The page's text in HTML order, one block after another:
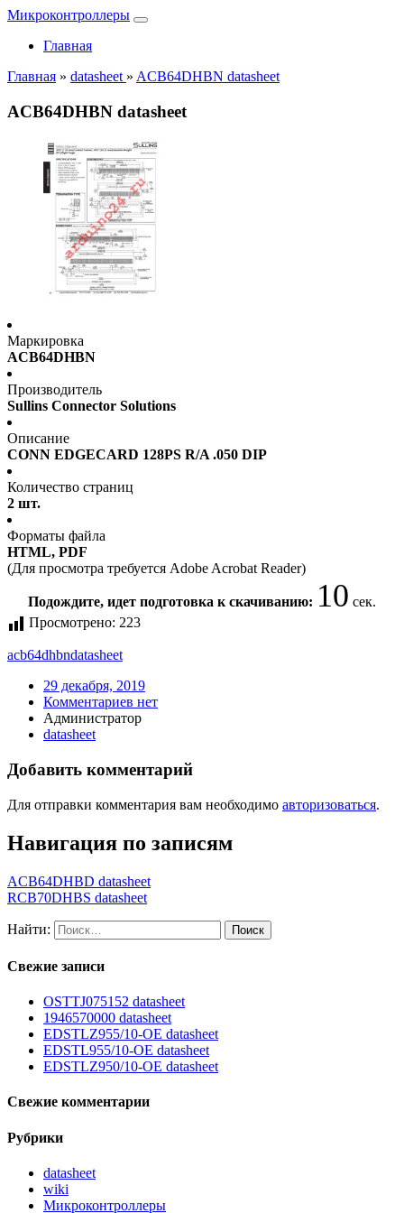
Микроконтроллеры
Главная
Главная » datasheet » ACB64DHBN datasheet
ACB64DHBN datasheet
Маркировка
ACB64DHBN
Производитель
Sullins Connector Solutions
Описание
CONN EDGECARD 128PS R/A .050 DIP
Количество страниц
2 шт.
Форматы файла
HTML, PDF
(Для просмотра требуется Adobe Acrobat Reader)
Подождите, идет подготовка к скачиванию: 10 сек.
Просмотрено: 223
acb64dhbndatasheet
29 декабря, 2019
Комментариев нет
Администратор
datasheet
Добавить комментарий
Для отправки комментария вам необходимо авторизоваться.
Навигация по записям
ACB64DHBD datasheet
RCB70DHBS datasheet
Найти:
Свежие записи
OSTTJ075152 datasheet
1946570000 datasheet
EDSTLZ955/10-OE datasheet
EDSTL955/10-OE datasheet
EDSTLZ950/10-OE datasheet
Свежие комментарии
Рубрики
datasheet
wiki
Микроконтроллеры